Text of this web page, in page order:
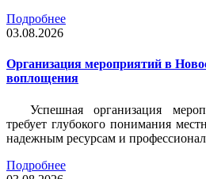
Подробнее
03.08.2026
Организация мероприятий в
воплощения
Успешная организация
требует глубокого понимания
надежным ресурсам и
Подробнее